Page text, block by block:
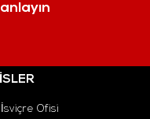
İsviçre Ofisi